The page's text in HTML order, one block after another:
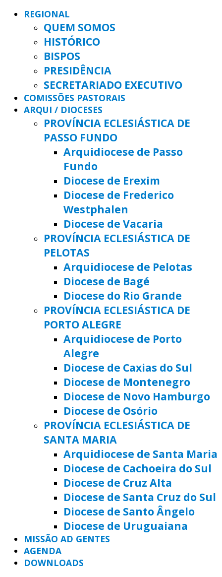
REGIONAL
QUEM SOMOS
HISTÓRICO
BISPOS
PRESIDÊNCIA
SECRETARIADO EXECUTIVO
COMISSÕES PASTORAIS
ARQUI / DIOCESES
PROVÍNCIA ECLESIÁSTICA DE
PASSO FUNDO
Arquidiocese de Passo
Fundo
Diocese de Erexim
Diocese de Frederico
Westphalen
Diocese de Vacaria
PROVÍNCIA ECLESIÁSTICA DE
PELOTAS
Arquidiocese de Pelotas
Diocese de Bagé
Diocese do Rio Grande
PROVÍNCIA ECLESIÁSTICA DE
PORTO ALEGRE
Arquidiocese de Porto
Alegre
Diocese de Caxias do Sul
Diocese de Montenegro
Diocese de Novo Hamburgo
Diocese de Osório
PROVÍNCIA ECLESIÁSTICA DE
SANTA MARIA
Arquidiocese de Santa Maria
Diocese de Cachoeira do Sul
Diocese de Cruz Alta
Diocese de Santa Cruz do Sul
Diocese de Santo Ângelo
Diocese de Uruguaiana
MISSÃO AD GENTES
AGENDA
DOWNLOADS